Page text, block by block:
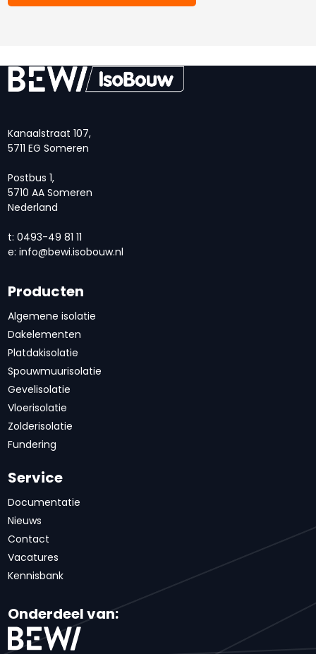
Kanaalstraat 107,
5711 EG Someren
Postbus 1,
5710 AA Someren
Nederland
t: 0493-49 81 11
e: info@bewi.isobouw.nl
Producten
Algemene isolatie
Dakelementen
Platdakisolatie
Spouwmuurisolatie
Gevelisolatie
Vloerisolatie
Zolderisolatie
Fundering
Service
Documentatie
Nieuws
Contact
Vacatures
Kennisbank
Onderdeel van: